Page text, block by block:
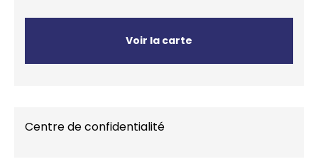
Voir la carte
Centre de confidentialité